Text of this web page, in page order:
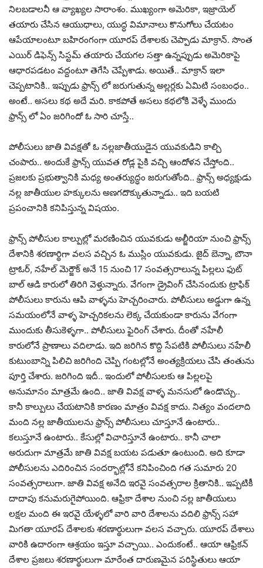
నిలబడాలనీ ఆ వ్యాఖ్యల సారాంశం. ముఖ్యంగా అమెరికా, ఇజ్రాయెల్
తయారు చేసిన ఆయుధాలు, యుద్ధ విమానాలు కొనుగోలు చేయటం
ఆపేయాలంటూ బహిరంగంగా యూరప్ దేశాలకు చెప్పాడు మాక్రాన్. సొంత
ఎయిర్ డిఫెన్స్ సిస్టమ్ తయారు చేయగల సత్తా ఉన్నప్పుడు అమెరికాపై
ఆధారపడటం వద్దంటూ తెగేసి చెప్పేశాడు. అయితే.. మాక్రాన్ ఇలా
చెప్పటానికి.. ఇప్పుడు ఫ్రాన్స్ లో జరుగుతున్న అల్లర్లకు ఏమిటి సంబంధం..
అంటే.. అసలు కథ అదే మరి. కాకపోతే అసలు కథలోకి వెళ్ళే ముందు
ఫ్రాన్స్ లో ఏం జరిగిందో ఓ సారి చూస్తే..
పోలీసులు జాతి వివక్షతో ఓ నల్లజాతీయుడైన యువకుడిని కాల్చి
చంపారు.. అందుకే ఫ్రాన్స్ యువత రోడ్ల పైకి వచ్చి ఆందోళన చేస్తోంది..
ప్రజలకు ప్రభుత్వానికి మధ్య అంతర్యుద్ధం జరుగుతోంది.. ఫ్రాన్స్ అధ్యక్షుడు
నల్ల జాతీయుల హక్కులను అణగదొక్కుతున్నాడు.. ఇది బయటి
ప్రపంచానికి కనిపిస్తున్న విషయం.
ఫ్రాన్స్ పోలీసుల కాల్పుల్లో మరణించిన యువకుడు అల్జీరియా నుంచి ఫ్రాన్స్
దేశానికి శరణార్థిగా వలస వచ్చిన ఓ ముస్లిం యువకుడు. జైద్ బెన్నా, బౌనా
ట్రాఓర్, నహేల్ మెర్జౌక్ అనే 15 నుంచి 17 సంవత్సరాలున్న పిల్లలు ఫుట్
బాల్ ఆడి కారులో తిరిగి వెళ్తున్నారు. వేగంగా డ్రైవింగ్ చేసినందుకు ట్రాఫిక్
పోలీసులు కారును ఆపి వాళ్ళను హెచ్చరించారు. పోలీసులు అడ్డుగా ఉన్న
సమయంలోనే వాళ్ళ హెచ్చరికలను లెక్క చేయకుండా కారును వేగంగా
ముందుకు తీసుకెళ్ళగా.. పోలీసులు ఫైరింగ్ చేశారు. దీంతో నహేలీ
కారులోనే ప్రాణాలు వదిలాడు. ఇది జరిగిన కొద్ది సేపటికి పోలీసులు నహేలీ
కుటుంబాన్ని పిలిచి జరిగింది చెప్పి గంటల్లోనే అంత్యక్రియలు చేసి తంతును
పూర్తి చేశారు. జరిగింది ఇదీ.. ఇందులో పోలీసులకు ఆ పిల్లలపై
అనుమానం మాత్రమే ఉంది.. జాతి వివక్ష వాళ్ళ మనసులో ఉండొచ్చు..
కానీ కాల్పులు చేయటానికి కారణం మాత్రం వివక్ష కాదు. నిత్యం వందలాది
మంది నల్ల జాతీయులను ఫ్రాన్స్ పోలీసులు చూస్తూనే ఉంటారు..
కలుస్తూనే ఉంటారు.. కేసుల్లో విచారిస్తూనే ఉంటారు.. కానీ చాలా
అరుదుగా మాత్రమే జాతి వివక్ష బయట పడుతూ ఉంటుంది. అది కూడా
పోలీసులను ఎదిరించిన సందర్భాల్లోనే కనిపించింది గత సుమారు 20
సంవత్సరాలుగా. జాతి వివక్ష అనేది ఇరవై సంవత్సరాల క్రితానికి.. ఇప్పటికీ
దాదాపు కనుమరుగైపోయింది. ఆఫ్రికా దేశాల నుంచి నల్ల జాతీయులు
లక్షల మంది ఈ ఇరవై యేళ్ళలో వారి వారి దేశాలను వదిలి ఫ్రాన్స్ సహా
మిగతా యూరప్ దేశాలకు శరణార్థులుగా వలస వచ్చారు. యూరప్ దేశాలు
వారికి ఉదారంగా ఆశ్రయం ఇస్తూ వచ్చాయి.. ఎందుకంటే.. ఆయా ఆఫ్రికన్
దేశాల ప్రజలు శరణార్థులుగా మారేంత దారుణమైన పరిస్థితులు ఆయా